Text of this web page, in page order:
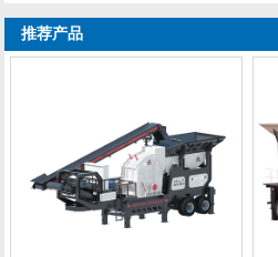
制砖项目介绍
推荐产品